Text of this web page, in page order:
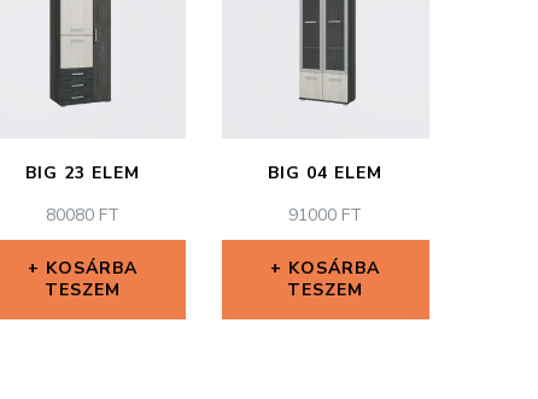
BIG 23 ELEM
80080 FT
KOSÁRBA
TESZEM
BIG 04 ELEM
91000 FT
KOSÁRBA
TESZEM